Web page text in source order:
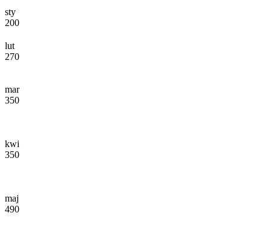
sty
200
lut
270
mar
350
kwi
350
maj
490